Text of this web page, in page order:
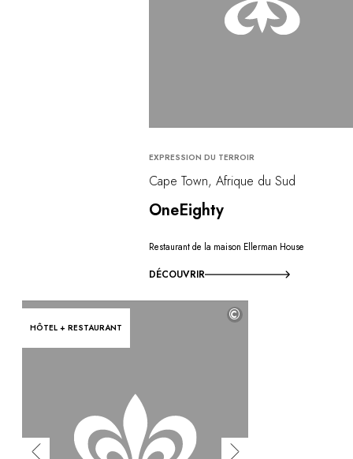
EXPRESSION DU TERROIR
Cape Town, Afrique du Sud
OneEighty
Restaurant de la maison Ellerman House
DÉCOUVRIR
HÔTEL + RESTAURANT
©